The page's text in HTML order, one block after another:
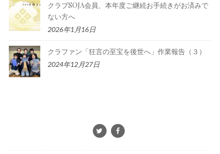
クラブSOJA会員、本年度ご継続お手続きがお済みで
ない方へ
2026年1月16日
クラファン「狂言の至宝を後世へ」作業報告（３）
2024年12月27日